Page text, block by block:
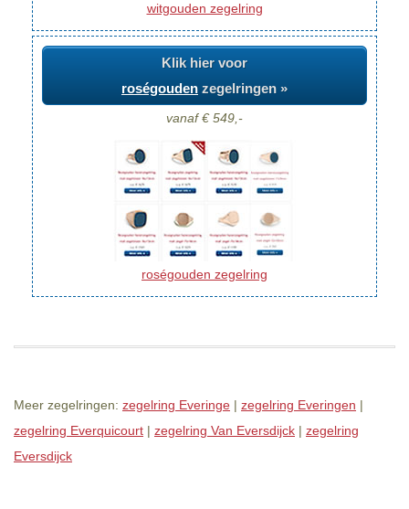
witgouden zegelring
Klik hier voor
roségouden zegelringen »
vanaf € 549,-
roségouden zegelring
Meer zegelringen: zegelring Everinge | zegelring Everingen |
zegelring Everquicourt | zegelring Van Eversdijck | zegelring
Eversdijck